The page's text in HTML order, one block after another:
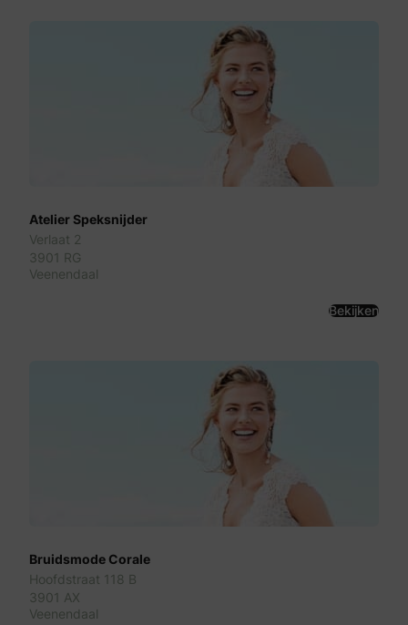
Atelier Speksnijder
Verlaat 2
3901 RG
Veenendaal
Bekijken
Bruidsmode Corale
Hoofdstraat 118 B
3901 AX
Veenendaal